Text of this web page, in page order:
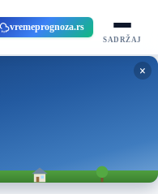
vremeprognoza.rs
SADRŽAJ
×